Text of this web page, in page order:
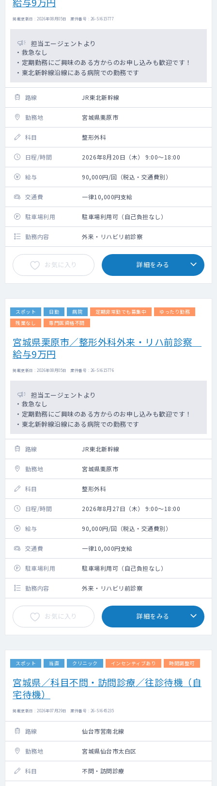
掲載更新日 : 2026年08月05日 案件番号 : 26-SI615777
担当エージェントより
・救急なし
・定期勤務にご興味のある方からのお申し込みも歓迎です！
・東北新幹線沿線にある病院での勤務です
路線 JR東北新幹線
勤務地 宮城県栗原市
科目 整形外科
日程/時間 2026年8月20日（木） 9:00～18:00
給与 90,000円/回（税込・交通費別）
交通費 一律10,000円支給
駐車場利用 駐車場利用可（自己負担なし）
勤務内容 外来・リハビリ前診察
お気に入り 詳細をみる
スポット 日勤 病院 定期非常勤でも募集中
ゆったり勤務
残業なし
専門医資格不問
宮城県栗原市／整形外科外来・リハ前診察
給与9万円
掲載更新日 : 2026年08月05日 案件番号 : 26-SI615776
担当エージェントより
・救急なし
・定期勤務にご興味のある方からのお申し込みも歓迎です！
・東北新幹線沿線にある病院での勤務です
路線 JR東北新幹線
勤務地 宮城県栗原市
科目 整形外科
日程/時間 2026年8月27日（木） 9:00～18:00
給与 90,000円/回（税込・交通費別）
交通費 一律10,000円支給
駐車場利用 駐車場利用可（自己負担なし）
勤務内容 外来・リハビリ前診察
お気に入り 詳細をみる
スポット 当直 クリニック インセンティブあり 時間調整可
宮城県／科目不問・訪問診療／往診待機（自
宅待機）
掲載更新日 : 2026年07月29日 案件番号 : 26-SI645235
路線 仙台市営南北線
勤務地 宮城県仙台市太白区
科目 不問・訪問診療